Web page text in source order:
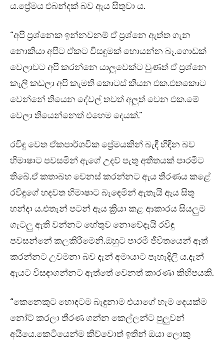
ය.ප්‍රේමය එබන්දක් බව ඇය සිතුවා ය.
“අපි ප්‍රශ්නෙක ඉන්නවනම් ඒ ප්‍රශ්නෙ ඇත්ත ගැන
නොකියා අපිට ඒකට විසඳුමක් හොයන්න බෑ.ගොඩක්
වෙලාවට අපි කරන්නෙ යාලුවෙක්ට වුණත් ඒ ප්‍රශ්නෙ
කෑලි කඩලා අපි කැමති කොටස් කියන එක.එතකොට
වෙන්නේ තියෙන දේවල් තවත් අලුත් වෙන එක.මේ
වෙලා තියෙන්නෙත් එහෙම දෙයක්.”
රවිඳු වෙත ඒකපාර්ශවික ප්‍රේමයකින් බැඳී හිඳින බව
හිමාෂාට පවසමින් ඇගේ උදව් පැතූ අතීතයක් පාරමීට
තිබේ.ඒ කතාබහ වෙනස් කරන්නට ඇය තීරණය කළේ
රවිඳුගේ හදවත හිමාෂාට බැඳෙමින් ඇතැයි ඇය සිතූ
හන්දා ය.එතැන් පටන් ඇය ක්‍රියා කළ ආකාරය සියලුම
ගැටලු ඇති වන්නට හේතුව නොවේදැයි රවිඳු
පවසන්නේ කලකිරීමෙනි.ඔහුට පාරමී ජීවිතයෙන් ඈත්
කරන්නට උවමනා බව දැන් අමායාට පැහැදිලි ය.දැන්
ඇයට විසඳාගන්නට ඇත්තේ වෙනත් කාරණා කිහිපයකි.
“කෙනෙකුට හොඳටම බැඳුනාම එයාගේ හැම දෙයක්ම
නෝට් කරලා තීරණ ගන්න කෙල්ලන්ට පුලුවන්
අයියෙ.කෙටියෙන්ම කිව්වොත් ඉතින් ඔයා ලොකු